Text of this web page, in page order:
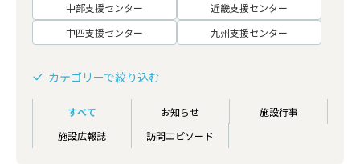
中部支援センター
近畿支援センター
中四支援センター
九州支援センター
カテゴリーで絞り込む
すべて お知らせ
施設行事
施設広報誌
訪問エピソード